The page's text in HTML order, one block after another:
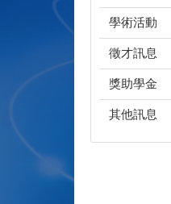
學術活動
徵才訊息
獎助學金
其他訊息